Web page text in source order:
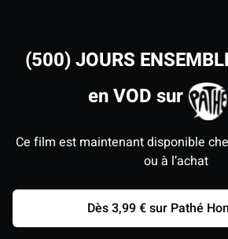
(500) JOURS
en VOD sur
Ce film est maintenant disponible
ou à l’achat
Dès 3,99 € sur Pathé